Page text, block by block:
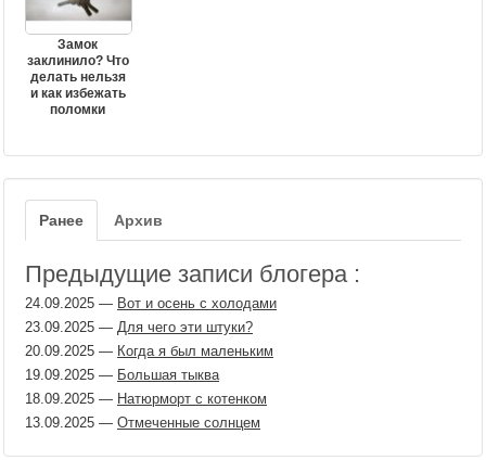
Замок
заклинило? Что
делать нельзя
и как избежать
поломки
Ранее Архив
Предыдущие записи блогера :
24.09.2025 — Вот и осень с холодами
23.09.2025 — Для чего эти штуки?
20.09.2025 — Когда я был маленьким
19.09.2025 — Большая тыква
18.09.2025 — Натюрморт с котенком
13.09.2025 — Отмеченные солнцем